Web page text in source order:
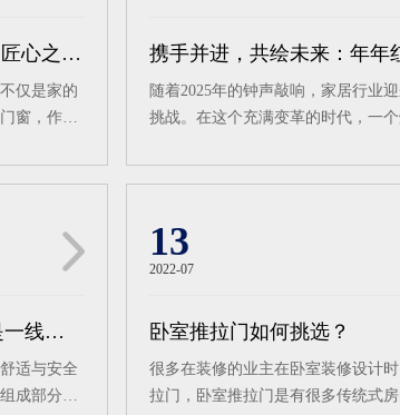
圣米特门窗·优诺115系列系统窗：匠心之作，定义高端居住新标准
仅是家的
窗，作为
义了高端
与优异的
理选用嘉
不褪色，
窗的整体
六腔体设
结构稳
随着2025年的钟声敲响，家居行业
挑战。在这个充满变革的时代，一
作。这一合作不仅标志着双方将在
红门窗将在新的征程上，以更加坚
发展的新蓝图。年年红门窗，自
便以其卓越的品质和精湛的设计，赢
星，成长为引领潮流的领军者。其精
场，专注于钛镁铝合金智能门窗的
每一环节都严格把控，确保产品品质
圣米特门窗怎么样？广优诺门窗是一线品牌吗？
适与安全
成部分，
13
2022-07
卧室推拉门如何挑选？
很多在装修的业主在卧室装修设计
拉门，卧室推拉门是有很多传统式